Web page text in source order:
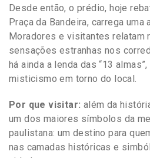
Desde então, o prédio, hoje
Praça da Bandeira, carrega uma
Moradores e visitantes relatam
sensações estranhas nos
há ainda a lenda das “13
misticismo em torno do local.
Por que visitar: além da
um dos maiores símbolos da
paulistana: um destino para
nas camadas históricas e